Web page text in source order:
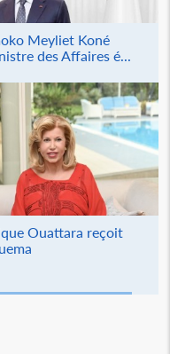
Meyliet Koné
des Affaires é...
Ouattara reçoit